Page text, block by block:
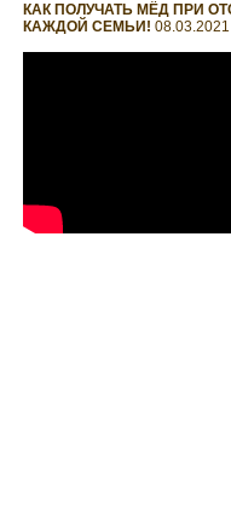
КАК ПОЛУЧАТЬ МЁД ПРИ
КАЖДОЙ СЕМЬИ!